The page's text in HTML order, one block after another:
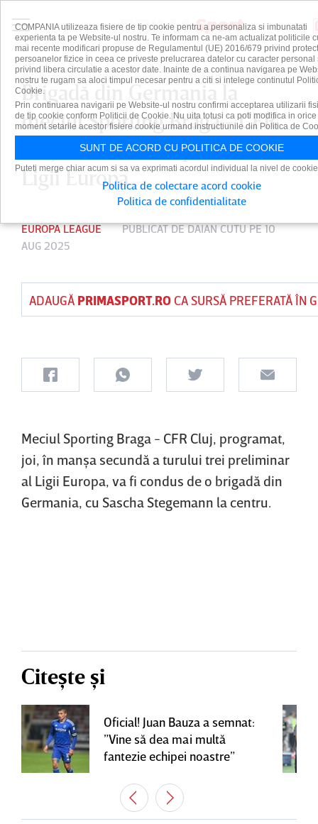
Brigadă din Germania la
meciul Sporting Braga - CFR
Cluj, din turul trei preliminar al
Ligii Europa
EUROPA LEAGUE PUBLICAT DEDAIAN CUTUPE 10
AUG 2025
ADAUGĂ PRIMASPORT.ROCA SURSĂ PREFERATĂ ÎN
Meciul Sporting Braga - CFR Cluj, programat,
joi, în manşa secundă a turului trei preliminar
al Ligii Europa, va fi condus de o brigadă din
Germania, cu Sascha Stegemann la centru.
Citește și
Oficial! Juan Bauza a semnat:
”Vine să dea mai multă
fantezie echipei noastre”
COMPANIA utilizeaza fisiere de tip cookie pentru a personaliza si imbunatati
experienta ta pe Website-ul nostru. Te informam ca ne-am actualizat politicile
mai recente modificari propuse de Regulamentul (UE) 2016/679 privind
persoanelor fizice in ceea ce priveste prelucrarea datelor cu caracter personal
privind libera circulatie a acestor date. Inainte de a continua navigarea pe
nostru te rugam sa aloci timpul necesar pentru a citi si intelege continutul
Cookie.
Prin continuarea navigarii pe Website-ul nostru confirmi acceptarea utilizarii
de tip cookie conform Politicii de Cookie. Nu uita totusi ca poti modifica in orice
moment setarile acestor fisiere cookie urmand instructiunile din Politica de
SUNT DE ACORD CU POLITICA DE COOKIE
Puteti merge chiar acum si sa va exprimati acordul individual la nivel de
Politica de colectare acord cookie
Politica de confidentialitate